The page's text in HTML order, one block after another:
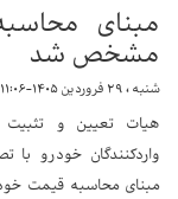
مبنای
مشخص شد
شنبه ، ۲۹ فروردین ۱۴۰۵-۱۱:۰۶
هیات تعیین و
مبنای محاسبه قیمت